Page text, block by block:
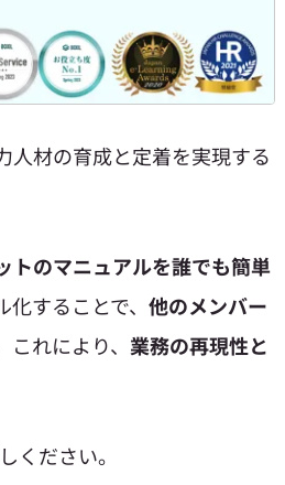
人材の育成と定着を実現する
トのマニュアルを誰でも簡単
することで、 他のメンバー
これにより、 業務の再現性と
ください。